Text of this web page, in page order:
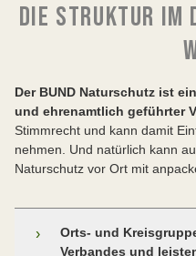
DIE STRUKTUR IM
Der BUND Naturschutz ist
und ehrenamtlich geführter
Stimmrecht und kann damit
nehmen. Und natürlich kann
Naturschutz vor Ort mit
›
Orts- und
Verbandes und